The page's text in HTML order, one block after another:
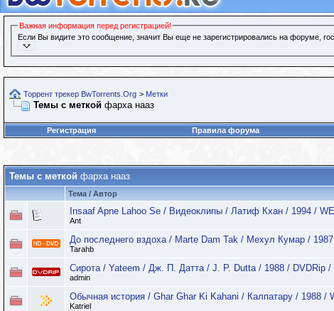
Важная информация перед регистрацией!
Если Вы видите это сообщение, значит Вы еще не зарегистрировались на форуме,
Торрент трекер BwTorrents.Org > Метки
Темы с меткой фарха нааз
Регистрация
Правила форума
Темы с меткой фарха нааз
Тема / Автор
Insaaf Apne Lahoo Se / Видеоклипы / Латиф Кхан / 1994 /
Ant
До последнего вздоха / Marte Dam Tak / Мехул Кумар /
Tarahb
Сирота / Yateem / Дж. П. Датта / J. P. Dutta / 1988 / DVDRip /
admin
Обычная история / Ghar Ghar Ki Kahani / Калпатару / 1988 /
Katriel